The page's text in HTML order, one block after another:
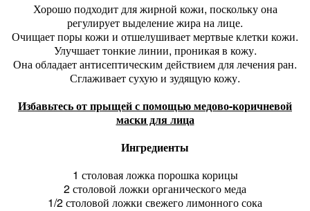
Хорошо подходит для жирной кожи, поскольку она
регулирует выделение жира на лице.
Очищает поры кожи и отшелушивает мертвые клетки кожи.
Улучшает тонкие линии, проникая в кожу.
Она обладает антисептическим действием для лечения ран.
Сглаживает сухую и зудящую кожу.
Избавьтесь от прыщей с помощью медово-коричневой
маски для лица
Ингредиенты
1 столовая ложка порошка корицы
2 столовой ложки органического меда
1/2 столовой ложки свежего лимонного сока